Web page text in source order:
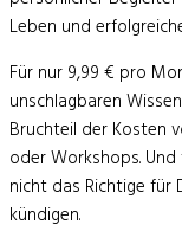
Leben und
Für nur 9,99 € pro
unschlagbaren
Bruchteil der Kosten
oder Workshops.
nicht das Richtige für
kündigen.